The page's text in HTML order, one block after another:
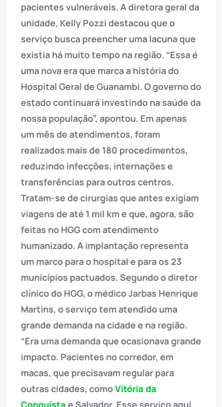
pacientes vulneráveis. A diretora geral da
unidade, Kelly Pozzi destacou que o
serviço busca preencher uma lacuna que
existia há muito tempo na região. “Essa é
uma nova era que marca a história do
Hospital Geral de Guanambi. O governo do
estado continuará investindo na saúde da
nossa população”, apontou. Em apenas
um mês de atendimentos, foram
realizados mais de 180 procedimentos,
reduzindo infecções, internações e
transferências para outros centros.
Tratam-se de cirurgias que antes exigiam
viagens de até 1 mil km e que, agora, são
feitas no HGG com atendimento
humanizado. A implantação representa
um marco para o hospital e para os 23
municípios pactuados. Segundo o diretor
clínico do HGG, o médico Jarbas Henrique
Martins, o serviço tem atendido uma
grande demanda na cidade e na região.
“Era uma demanda que ocasionava grande
impacto. Pacientes no corredor, em
macas, que precisavam regular para
outras cidades, comoVitória da
Conquista e Salvador. Esse serviço aqui